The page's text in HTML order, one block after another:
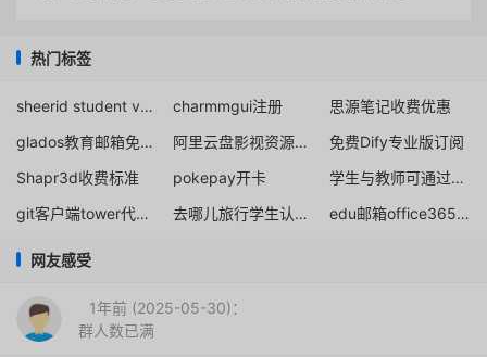
热门标签
sheerid student verification youtube charmmgui注册
思源笔记收费优惠
glados教育邮箱免费一年
阿里云盘影视资源论坛
免费Dify专业版订阅
Shapr3d收费标准
pokepay开卡
学生与教师可通过Replit for Education 获得折扣或免费额度
git客户端tower代码管理工具education教育授权免费申请
去哪儿旅行学生认证优惠券 edu邮箱office365无管理有桌面
网友感受
1年前 (2025-05-30)：
群人数已满